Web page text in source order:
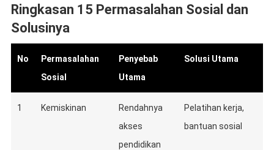
Ringkasan 15 Permasalahan Sosial dan
Solusinya
No
Permasalahan
Sosial
Penyebab
Utama
Solusi Utama
1 Kemiskinan
Rendahnya
akses
pendidikan
Pelatihan kerja,
bantuan sosial